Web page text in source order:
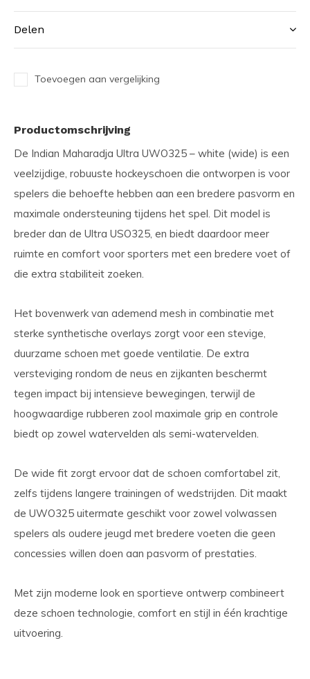
Delen
Toevoegen aan vergelijking
Productomschrijving
De Indian Maharadja Ultra UWO325 – white (wide) is een
veelzijdige, robuuste hockeyschoen die ontworpen is voor
spelers die behoefte hebben aan een bredere pasvorm en
maximale ondersteuning tijdens het spel. Dit model is
breder dan de Ultra USO325, en biedt daardoor meer
ruimte en comfort voor sporters met een bredere voet of
die extra stabiliteit zoeken.
Het bovenwerk van ademend mesh in combinatie met
sterke synthetische overlays zorgt voor een stevige,
duurzame schoen met goede ventilatie. De extra
versteviging rondom de neus en zijkanten beschermt
tegen impact bij intensieve bewegingen, terwijl de
hoogwaardige rubberen zool maximale grip en controle
biedt op zowel watervelden als semi-watervelden.
De wide fit zorgt ervoor dat de schoen comfortabel zit,
zelfs tijdens langere trainingen of wedstrijden. Dit maakt
de UWO325 uitermate geschikt voor zowel volwassen
spelers als oudere jeugd met bredere voeten die geen
concessies willen doen aan pasvorm of prestaties.
Met zijn moderne look en sportieve ontwerp combineert
deze schoen technologie, comfort en stijl in één krachtige
uitvoering.